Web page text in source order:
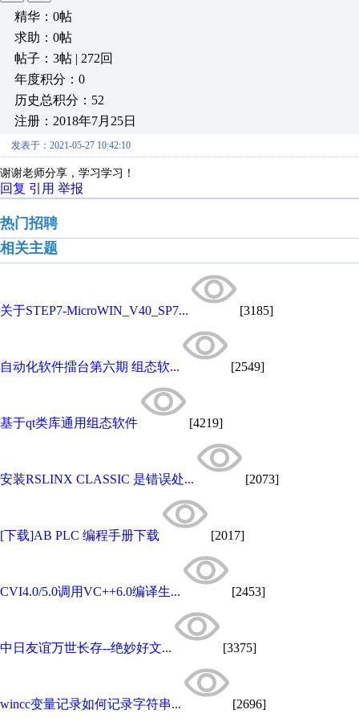
精华：0帖
求助：0帖
帖子：3帖 | 272回
年度积分：0
历史总积分：52
注册：2018年7月25日
发表于：2021-05-27 10:42:10
谢谢老师分享，学习学习！
回复 引用 举报
热门招聘
相关主题
关于STEP7-MicroWIN_V40_SP7... [3185]
自动化软件擂台第六期 组态软... [2549]
基于qt类库通用组态软件 [4219]
安装RSLINX CLASSIC 是错误处... [2073]
[下载]AB PLC 编程手册下载 [2017]
CVI4.0/5.0调用VC++6.0编译生... [2453]
中日友谊万世长存--绝妙好文... [3375]
wincc变量记录如何记录字符串... [2696]